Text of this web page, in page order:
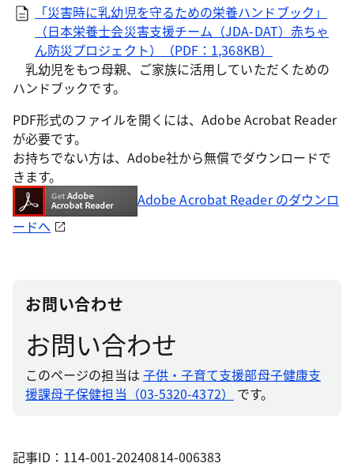
「災害時に乳幼児を守るための栄養ハンドブック」
（日本栄養士会災害支援チーム（JDA-DAT）赤ちゃ
ん防災プロジェクト）（PDF：1,368KB）
乳幼児をもつ母親、ご家族に活用していただくための
ハンドブックです。
PDF形式のファイルを開くには、Adobe Acrobat Reader
が必要です。
お持ちでない方は、Adobe社から無償でダウンロードで
きます。
Adobe Acrobat Reader のダウンロ
ードへ
お問い合わせ
お問い合わせ
このページの担当は 子供・子育て支援部母子健康支
援課母子保健担当（03-5320-4372）
です。
記事ID：114-001-20240814-006383